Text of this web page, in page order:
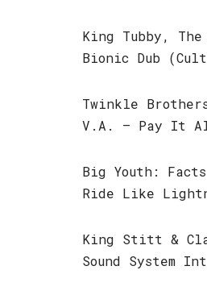
King Tubby, The
Bionic Dub
Twinkle
V.A. – Pay It All
Big Youth:
Ride Like
King Stitt &
Sound System